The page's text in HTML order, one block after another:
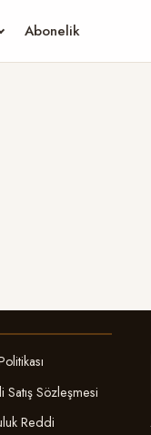
Abonelik
Satış Sözleşmesi
Reddi